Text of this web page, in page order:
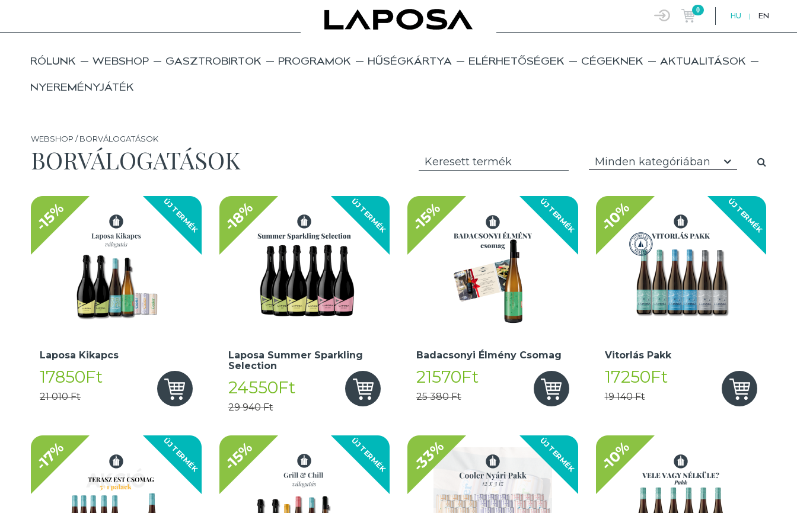
0
HU | EN
RÓLUNK WEBSHOP GASZTROBIRTOK PROGRAMOK HŰSÉGKÁRTYA ELÉRHETŐSÉGEK CÉGEKNEK AKTUALITÁSOK
NYEREMÉNYJÁTÉK
WEBSHOP / BORVÁLOGATÁSOK
BORVÁLOGATÁSOK Minden kategóriában
ÚJ TERMÉK
-15%
Laposa Kikapcs
17850Ft
21 010 Ft
ÚJ TERMÉK
-18%
Laposa Summer Sparkling
Selection
24550Ft
29 940 Ft
ÚJ TERMÉK
-15%
Badacsonyi Élmény Csomag
21570Ft
25 380 Ft
ÚJ TERMÉK
-10%
Vitorlás Pakk
17250Ft
19 140 Ft
ÚJ TERMÉK
-17% ÚJ TERMÉK
-15% ÚJ TERMÉK
-33% -10%